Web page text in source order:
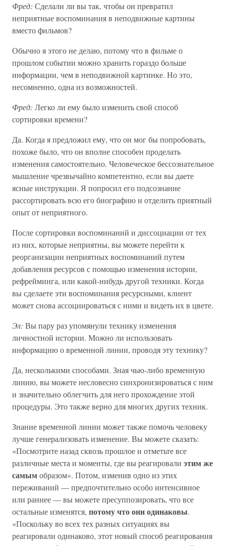
Фред: Сделали ли вы так, чтобы он превратил
неприятные воспоминания в неподвижные картины
вместо фильмов?
Обычно я этого не делаю, потому что в фильме о
прошлом событии можно хранить гораздо больше
информации, чем в неподвижной картинке. Но это,
несомненно, одна из возможностей.
Фред: Легко ли ему было изменить свой способ
сортировки времени?
Да. Когда я предложил ему, что он мог бы попробовать,
похоже было, что он вполне способен проделать
изменения самостоятельно. Человеческое бессознательное
мышление чрезвычайно компетентно, если вы даете
ясные инструкции. Я попросил его подсознание
рассортировать всю его биографию и отделить приятный
опыт от неприятного.
После сортировки воспоминаний и диссоциации от тех
из них, которые неприятны, вы можете перейти к
реорганизации неприятных воспоминаний путем
добавления ресурсов с помощью изменения истории,
рефрейминга, или какой-нибудь другой техники. Когда
вы сделаете эти воспоминания ресурсными, клиент
может снова ассоциироваться с ними и видеть их в цвете.
Эл: Вы пару раз упомянули технику изменения
личностной истории. Можно ли использовать
информацию о временной линии, проводя эту технику?
Да, несколькими способами. Зная чью-либо временную
линию, вы можете несловесно синхронизироваться с ним
и значительно облегчить для него прохождение этой
процедуры. Это также верно для многих других техник.
Знание временной линии может также помочь человеку
лучше генерализовать изменение. Вы можете сказать:
«Посмотрите назад сквозь прошлое и отметьте все
различные места и моменты, где вы реагировали этим же
самымобразом». Потом, изменив одно из этих
переживаний — предпочтительно особо интенсивное
или раннее — вы можете пресуппозировать, что все
остальные изменятся, потому что они одинаковы.
«Поскольку во всех тех разных ситуациях вы
реагировали одинаково, этот новый способ реагирования